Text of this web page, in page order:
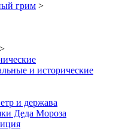
грим >
>
и исторические
и держава
Деда Мороза